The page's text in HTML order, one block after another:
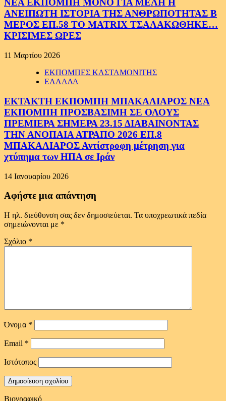
ΝΕΑ ΕΚΠΟΜΠΗ ΜΟΝΟ ΓΙΑ ΜΕΛΗ Η
ΑΝΕΙΠΩΤΗ ΙΣΤΟΡΙΑ ΤΗΣ ΑΝΘΡΩΠΟΤΗΤΑΣ Β
ΜΕΡΟΣ ΕΠ.58 ΤΟ MATRIX ΤΣΑΛΑΚΩΘΗΚΕ…
ΚΡΙΣΙΜΕΣ ΩΡΕΣ
11 Μαρτίου 2026
ΕΚΠΟΜΠΕΣ ΚΑΣΤΑΜΟΝΙΤΗΣ
ΕΛΛΑΔΑ
ΕΚΤΑΚΤΗ ΕΚΠΟΜΠΗ ΜΠΑΚΑΛΙΑΡΟΣ ΝΕΑ
ΕΚΠΟΜΠΗ ΠΡΟΣΒΑΣΙΜΗ ΣΕ ΟΛΟΥΣ
ΠΡΕΜΙΕΡΑ ΣΗΜΕΡΑ 23.15 ΔΙΑΒΑΙΝΟΝΤΑΣ
ΤΗΝ ΑΝΟΠΑΙΑ ΑΤΡΑΠΟ 2026 ΕΠ.8
ΜΠΑΚΑΛΙΑΡΟΣ Αντίστροφη μέτρηση για
χτύπημα των ΗΠΑ σε Ιράν
14 Ιανουαρίου 2026
Αφήστε μια απάντηση
Η ηλ. διεύθυνση σας δεν δημοσιεύεται. Τα υποχρεωτικά πεδία
σημειώνονται με *
Σχόλιο *
Όνομα *
Email *
Ιστότοπος
Βιογραφικό